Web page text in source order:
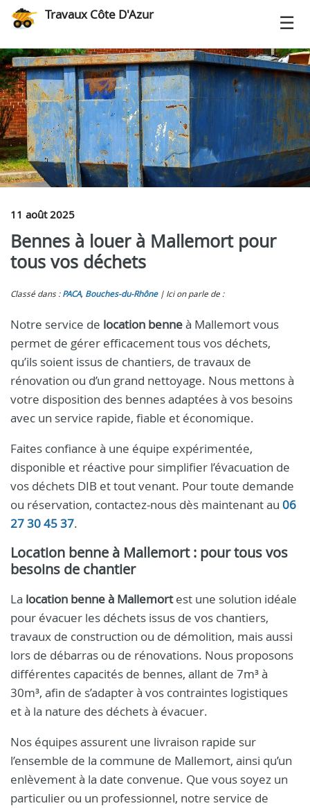
Travaux Côte D'Azur
11 août 2025
Bennes à louer à Mallemort pour
tous vos déchets
Classé dans : PACA, Bouches-du-Rhône Ici on parle de :
Notre service de location benneà Mallemort vous
permet de gérer efficacement tous vos déchets,
qu’ils soient issus de chantiers, de travaux de
rénovation ou d’un grand nettoyage. Nous mettons à
votre disposition des bennes adaptées à vos besoins
avec un service rapide, fiable et économique.
Faites confiance à une équipe expérimentée,
disponible et réactive pour simplifier l’évacuation de
vos déchets DIB et tout venant. Pour toute demande
ou réservation, contactez-nous dès maintenant au 06
27 30 45 37.
Location benne à Mallemort : pour tous vos
besoins de chantier
La location benne à Mallemortest une solution idéale
pour évacuer les déchets issus de vos chantiers,
travaux de construction ou de démolition, mais aussi
lors de débarras ou de rénovations. Nous proposons
différentes capacités de bennes, allant de 7m³ à
30m³, afin de s’adapter à vos contraintes logistiques
et à la nature des déchets à évacuer.
Nos équipes assurent une livraison rapide sur
l’ensemble de la commune de Mallemort, ainsi qu’un
enlèvement à la date convenue. Que vous soyez un
particulier ou un professionnel, notre service de